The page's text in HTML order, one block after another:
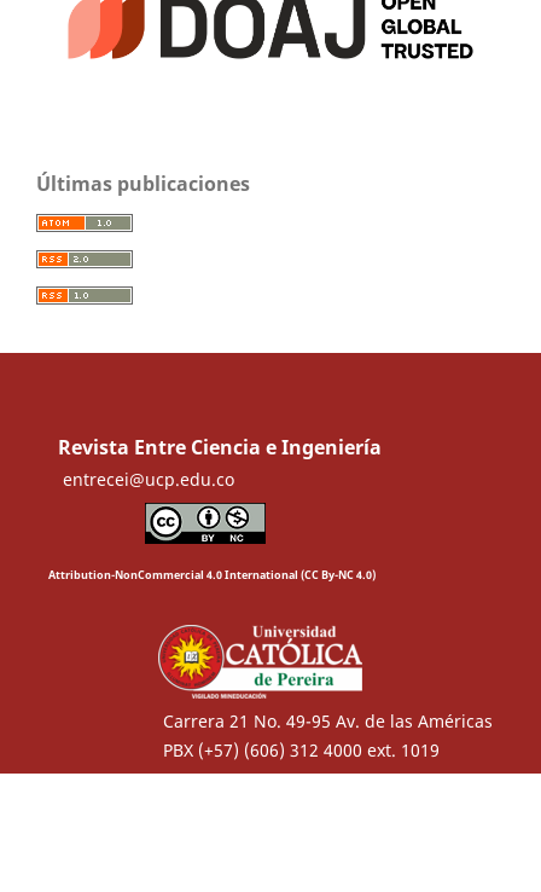
Últimas publicaciones
Revista Entre Ciencia e Ingeniería
entrecei@ucp.edu.co
Attribution-NonCommercial 4.0 International (CC By-NC 4.0)
Carrera 21 No. 49-95 Av. de las Américas
PBX (+57) (606) 312 4000 ext. 1019